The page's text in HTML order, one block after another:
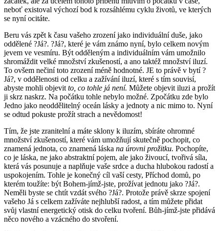
neboť existoval výchozí bod k rozsáhlému cyklu životů, ve kterých
se nyní ocitáte.
Beru vás zpět k času vašeho zrození jako individuální duše, jako
oddělené ?Já?. ?Já?, které je vám známo nyní, bylo celkem novým
jevem ve vesmíru. Být odděleným a individuálním vám umožnilo
shromáždit velké množství zkušeností, a ano taktéž množství iluzí.
To ovšem nečiní toto zrození méně hodnotné. JE to právě v bytí ?
Já?, v oddělenosti od celku a zažívání iluzí, které s tím souvisí,
abyste mohli objevit to, co tohle já není. Můžete objevit iluzi a prožít
ji skrz naskrz. Na počátku tohle nebylo možné. Zpočátku zde bylo
Jedno jako neoddělitelný oceán lásky a jednoty a nic mimo to. Nyní
se odtud pokuste prožít strach a nevědomost!
Tím, že jste zranitelní a máte sklony k iluzím, sbíráte ohromné
množství zkušeností, které vám umožňují skutečně pochopit, co
znamená jednota, co znamená láska na úrovni prožitku. Pochopíte,
co je láska, ne jako abstraktní pojem, ale jako živoucí, tvořivá síla,
která vás posunuje a naplňuje vaše srdce a ducha hlubokou radostí a
uspokojením. Tohle je konečný cíl vaší cesty, Příchod domů, po
kterém toužíte: být Bohem-jímž-jste, prožívat jednotu jako ?Já?.
Neměli byste se chtít vzdát svého ?Já?. Protože právě skrze spojení
vašeho Já s celkem zažíváte nejhlubší radost, a tím můžete přidat
svůj vlastní energetický otisk do celku tvoření. Bůh-jímž-jste přidává
něco nového a vzácného do stvoření.